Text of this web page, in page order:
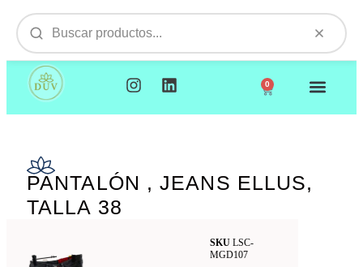
0
PANTALÓN , JEANS ELLUS,
TALLA 38
SKULSC-
MGD107